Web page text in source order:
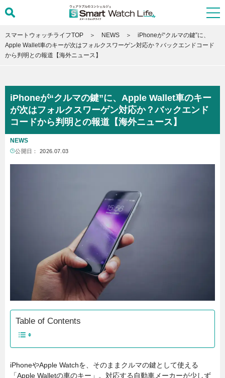
スマートウォッチライフTOP NEWS
iPhoneが“クルマの鍵”に、
Apple Wallet車のキーが次はフォルクスワーゲン対応か？バックエンドコード
から判明との報道【海外ニュース】
iPhoneが“クルマの鍵”に、Apple Wallet車のキー
が次はフォルクスワーゲン対応か？バックエンド
コードから判明との報道【海外ニュース】
NEWS
公開日： 2026.07.03
Table of Contents
iPhoneやApple Watchを、そのままクルマの鍵として使える
「Apple Walletの車のキー」。対応する自動車メーカーが少しず